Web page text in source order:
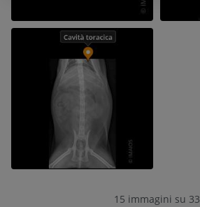
15 immagini su 33